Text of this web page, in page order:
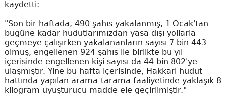
kaydetti:
"Son bir haftada, 490 şahıs yakalanmış, 1 Ocak'tan
bugüne kadar hudutlarımızdan yasa dışı yollarla
geçmeye çalışırken yakalananların sayısı 7 bin 443
olmuş, engellenen 924 şahıs ile birlikte bu yıl
içerisinde engellenen kişi sayısı da 44 bin 802'ye
ulaşmıştır. Yine bu hafta içerisinde, Hakkari hudut
hattında yapılan arama-tarama faaliyetinde yaklaşık 8
kilogram uyuşturucu madde ele geçirilmiştir."